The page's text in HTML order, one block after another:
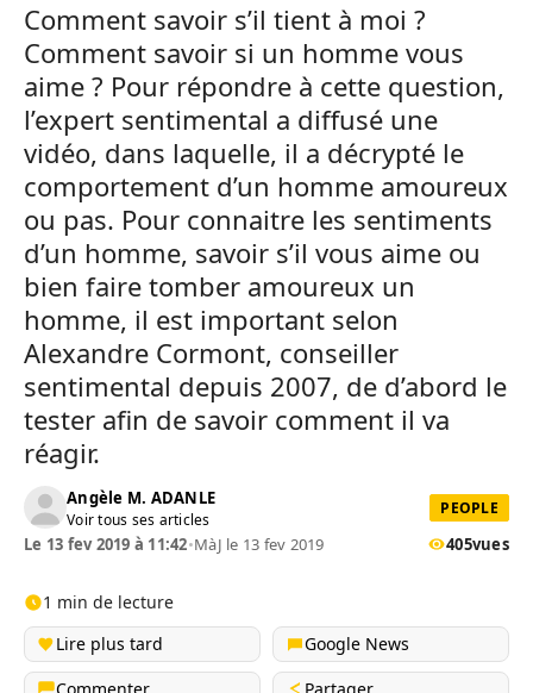
Comment savoir s’il tient à moi ?
Comment savoir si un homme vous
aime ? Pour répondre à cette question,
l’expert sentimental a diffusé une
vidéo, dans laquelle, il a décrypté le
comportement d’un homme amoureux
ou pas. Pour connaitre les sentiments
d’un homme, savoir s’il vous aime ou
bien faire tomber amoureux un
homme, il est important selon
Alexandre Cormont, conseiller
sentimental depuis 2007, de d’abord le
tester afin de savoir comment il va
réagir.
Angèle M. ADANLE
Voir tous ses articles
PEOPLE
Le 13 fev 2019 à 11:42•MàJ le 13 fev 2019 405vues
1 min de lecture
Lire plus tard
Google News